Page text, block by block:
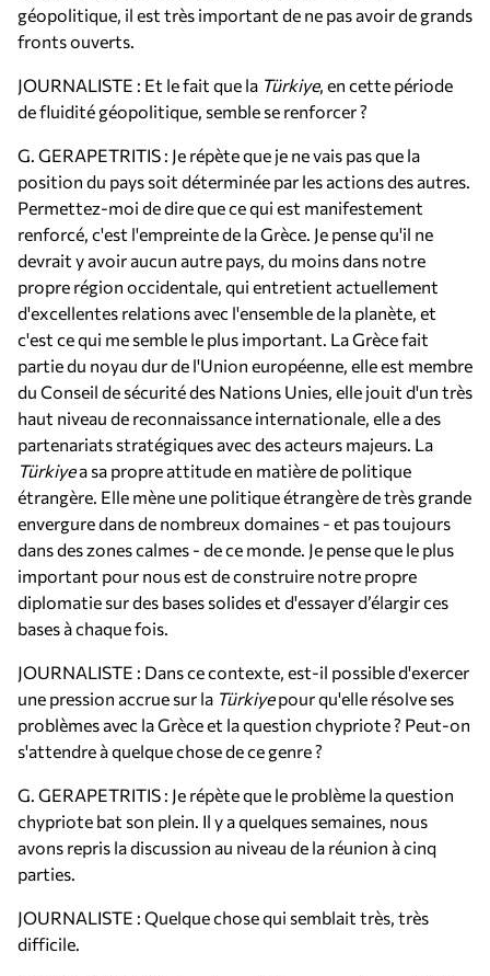
géopolitique, il est très important de ne pas avoir de grands
fronts ouverts.
JOURNALISTE : Et le fait que la Türkiye, en cette période
de fluidité géopolitique, semble se renforcer ?
G. GERAPETRITIS : Je répète que je ne vais pas que la
position du pays soit déterminée par les actions des autres.
Permettez-moi de dire que ce qui est manifestement
renforcé, c'est l'empreinte de la Grèce. Je pense qu'il ne
devrait y avoir aucun autre pays, du moins dans notre
propre région occidentale, qui entretient actuellement
d'excellentes relations avec l'ensemble de la planète, et
c'est ce qui me semble le plus important. La Grèce fait
partie du noyau dur de l'Union européenne, elle est membre
du Conseil de sécurité des Nations Unies, elle jouit d'un très
haut niveau de reconnaissance internationale, elle a des
partenariats stratégiques avec des acteurs majeurs. La
Türkiyea sa propre attitude en matière de politique
étrangère. Elle mène une politique étrangère de très grande
envergure dans de nombreux domaines - et pas toujours
dans des zones calmes - de ce monde. Je pense que le plus
important pour nous est de construire notre propre
diplomatie sur des bases solides et d'essayer d’élargir ces
bases à chaque fois.
JOURNALISTE : Dans ce contexte, est-il possible d'exercer
une pression accrue sur la Türkiyepour qu'elle résolve ses
problèmes avec la Grèce et la question chypriote ? Peut-on
s'attendre à quelque chose de ce genre ?
G. GERAPETRITIS : Je répète que le problème la question
chypriote bat son plein. Il y a quelques semaines, nous
avons repris la discussion au niveau de la réunion à cinq
parties.
JOURNALISTE : Quelque chose qui semblait très, très
difficile.